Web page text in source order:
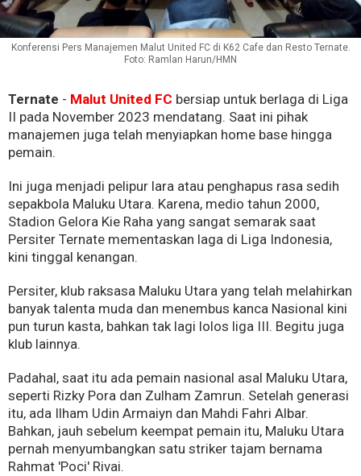
Konferensi Pers Manajemen Malut United FC di K62 Cafe dan Resto Ternate.
Foto: Ramlan Harun/HMN
Ternate - Malut United FC bersiap untuk berlaga di Liga
II pada November 2023 mendatang. Saat ini pihak
manajemen juga telah menyiapkan home base hingga
pemain.
Ini juga menjadi pelipur lara atau penghapus rasa sedih
sepakbola Maluku Utara. Karena, medio tahun 2000,
Stadion Gelora Kie Raha yang sangat semarak saat
Persiter Ternate mementaskan laga di Liga Indonesia,
kini tinggal kenangan.
Persiter, klub raksasa Maluku Utara yang telah melahirkan
banyak talenta muda dan menembus kanca Nasional kini
pun turun kasta, bahkan tak lagi lolos liga III. Begitu juga
klub lainnya.
Padahal, saat itu ada pemain nasional asal Maluku Utara,
seperti Rizky Pora dan Zulham Zamrun. Setelah generasi
itu, ada Ilham Udin Armaiyn dan Mahdi Fahri Albar.
Bahkan, jauh sebelum keempat pemain itu, Maluku Utara
pernah menyumbangkan satu striker tajam bernama
Rahmat 'Poci' Rivai.